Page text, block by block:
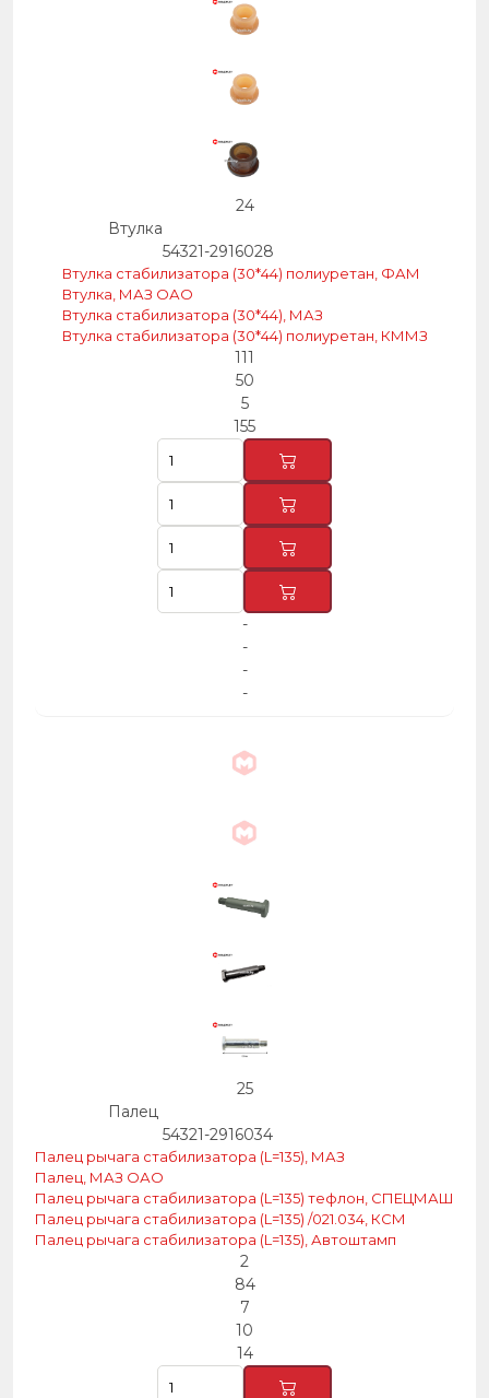
24
Втулка
54321-2916028
Втулка стабилизатора (30*44) полиуретан, ФАМ
Втулка, МАЗ ОАО
Втулка стабилизатора (30*44), МАЗ
Втулка стабилизатора (30*44) полиуретан, КММЗ
111
50
5
155
-
-
-
-
25
Палец
54321-2916034
Палец рычага стабилизатора (L=135), МАЗ
Палец, МАЗ ОАО
Палец рычага стабилизатора (L=135) тефлон, СПЕЦМАШ
Палец рычага стабилизатора (L=135) /021.034, КСМ
Палец рычага стабилизатора (L=135), Автоштамп
2
84
7
10
14